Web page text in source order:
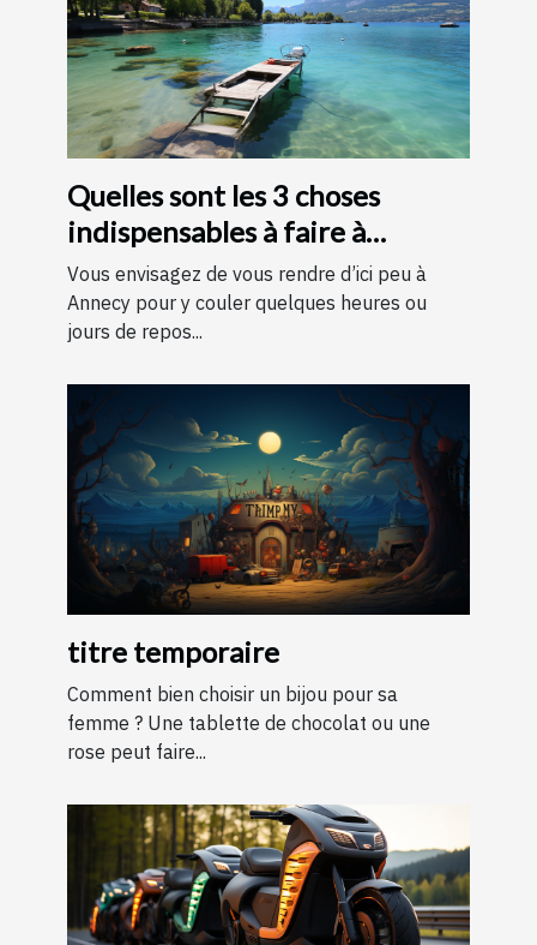
Quelles sont les 3 choses
indispensables à faire à
Annecy ?
Vous envisagez de vous rendre d’ici peu à
Annecy pour y couler quelques heures ou
jours de repos...
titre temporaire
Comment bien choisir un bijou pour sa
femme ? Une tablette de chocolat ou une
rose peut faire...